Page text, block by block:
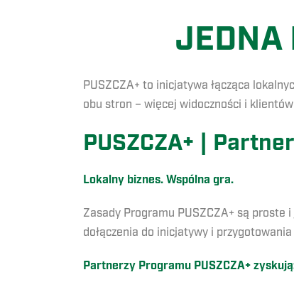
JEDNA
PUSZCZA+ to inicjatywa łącząca
obu stron – więcej widoczności i
PUSZCZA+ |
Lokalny biznes. Wspólna gra.
Zasady Programu PUSZCZA+ są proste
dołączenia do inicjatywy i
Partnerzy Programu PUSZCZA+